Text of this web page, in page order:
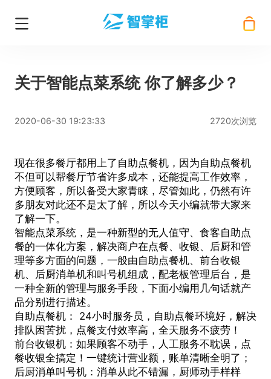
关于智能点菜系统 你了解多少？
2020-06-30 19:23:33 2720次浏览
现在很多餐厅都用上了自助点餐机，因为自助点餐机
不但可以帮餐厅节省许多成本，还能提高工作效率，
方便顾客，所以备受大家青睐，尽管如此，仍然有许
多朋友对此还不是太了解，所以今天小编就带大家来
了解一下。
智能点菜系统，是一种新型的无人值守、食客自助点
餐的一体化方案，解决商户在点餐、收银、后厨和管
理等多方面的问题，一般由自助点餐机、前台收银
机、后厨消单机和叫号机组成，配老板管理后台，是
一种全新的管理与服务手段，下面小编用几句话就产
品分别进行描述。
自助点餐机： 24小时服务员，自助点餐环境好，解决
排队困苦扰，点餐支付效率高，全天服务不疲劳！
前台收银机：如果顾客不动手，人工服务不耽误，点
餐收银全搞定！一键统计营业额，账单清晰全明了；
后厨消单叫号机：消单从此不错漏，厨师动手样样